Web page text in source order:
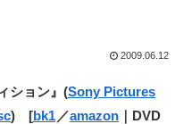
2009.06.12
ション』(Sony Pictures
) [bk1 ／amazon ｜DVD